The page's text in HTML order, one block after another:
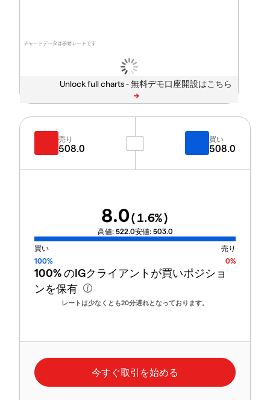
チャートデータは参考レートです
Unlock full charts -
売り
508.0
買い
508.0
8.0(1.6%)
高値: 522.0安値: 503.0
買い
売り
100%
0%
100%のIGクライアントが買いポジショ
ンを保有
レートは少なくとも20分遅れとなっております。